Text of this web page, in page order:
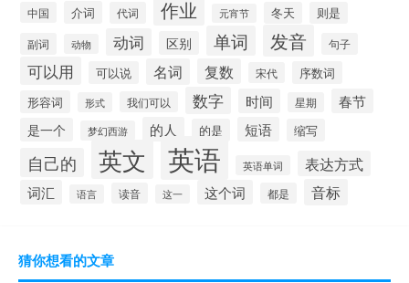
中国 介词 代词 作业 元宵节 冬天
则是
副词
动物 动词 区别 单词 发音 句子
可以用 可以说 名词 复数 宋代
序数词
形容词
形式 我们可以 数字 时间 星期 春节
是一个 梦幻西游 的人 的是 短语 缩写
自己的 英文 英语 英语单词 表达方式
词汇 语言 读音 这一 这个词 都是 音标
猜你想看的文章